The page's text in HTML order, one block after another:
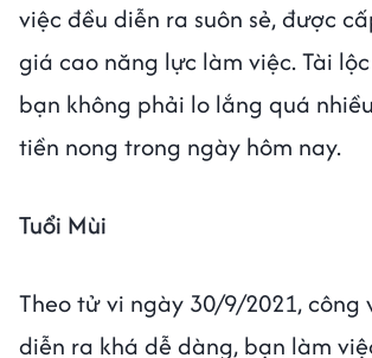
việc đều diễn ra suôn sẻ, được
giá cao năng lực làm việc. Tài
bạn không phải lo lắng quá
tiền nong trong ngày hôm nay.
Tuổi Mùi
Theo tử vi ngày 30/9/2021, công
diễn ra khá dễ dàng, bạn làm